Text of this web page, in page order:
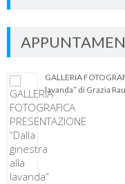
GALLERIA
lavanda” di Grazia